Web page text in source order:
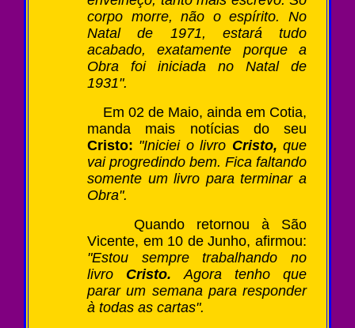
corpo morre, não o espírito. No
Natal de 1971, estará tudo
acabado, exatamente porque a
Obra foi iniciada no Natal de
1931".
Em 02 de Maio, ainda em Cotia,
manda mais notícias do seu
Cristo: "Iniciei o livro Cristo,que
vai progredindo bem. Fica faltando
somente um livro para terminar a
Obra".
Quando retornou à São
Vicente, em 10 de Junho, afirmou:
"Estou sempre trabalhando no
livro Cristo.Agora tenho que
parar um semana para responder
à todas as cartas".